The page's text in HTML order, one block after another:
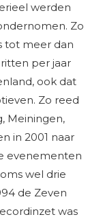
werden
Zo
tot meer dan
per jaar
ook dat
Zo reed
Meiningen,
in 2001 naar
evenementen
wel drie
de Zeven
was